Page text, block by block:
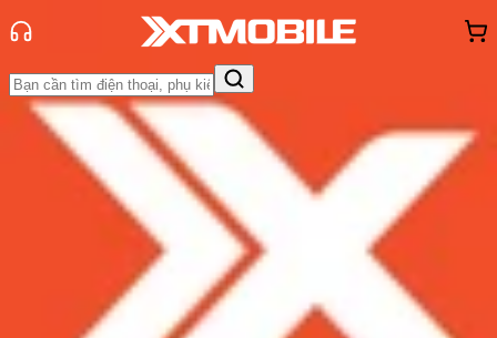
Trang chủ
Tin tức
Thủ thuật
Đánh Giá - Trên TaySo Sánh Tư vấnKhuyến
Hỏi đáp App - Game Thông báo
hàng - Sự kiện
Dark Mode trên smartphone, xu